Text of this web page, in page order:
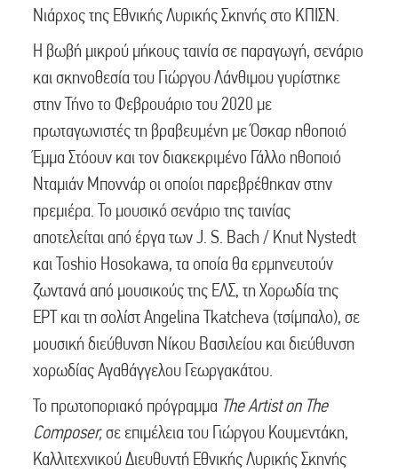
Νιάρχος της Εθνικής Λυρικής Σκηνής στο ΚΠΙΣΝ.
Η βωβή μικρού μήκους ταινία σε παραγωγή, σενάριο
και σκηνοθεσία του Γιώργου Λάνθιμου γυρίστηκε
στην Τήνο το Φεβρουάριο του 2020 με
πρωταγωνιστές τη βραβευμένη με Όσκαρ ηθοποιό
Έμμα Στόουν και τον διακεκριμένο Γάλλο ηθοποιό
Νταμιάν Μποννάρ οι οποίοι παρεβρέθηκαν στην
πρεμιέρα. Το μουσικό σενάριο της ταινίας
αποτελείται από έργα των J. S. Bach / Knut Nystedt
και Toshio Hosokawa, τα οποία θα ερμηνευτούν
ζωντανά από μουσικούς της ΕΛΣ, τη Χορωδία της
ΕΡΤ και τη σολίστ Angelina Tkatcheva (τσίμπαλο), σε
μουσική διεύθυνση Νίκου Βασιλείου και διεύθυνση
χορωδίας Αγαθάγγελου Γεωργακάτου.
Το πρωτοποριακό πρόγραμμα The Artist on The
Composer,σε επιμέλεια του Γιώργου Κουμεντάκη,
Καλλιτεχνικού Διευθυντή Εθνικής Λυρικής Σκηνής